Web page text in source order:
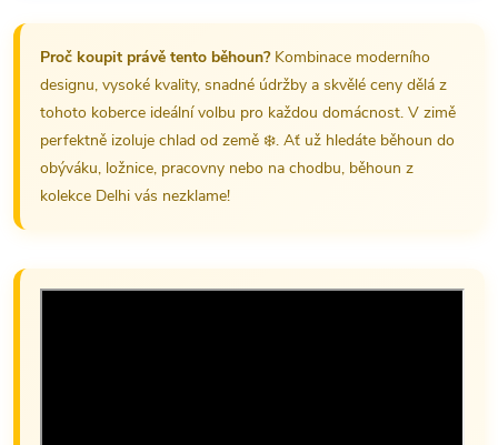
Proč koupit právě tento běhoun?Kombinace moderního
designu, vysoké kvality, snadné údržby a skvělé ceny dělá z
tohoto koberce ideální volbu pro každou domácnost. V zimě
perfektně izoluje chlad od země ❄️. Ať už hledáte běhoun do
obýváku, ložnice, pracovny nebo na chodbu, běhoun z
kolekce Delhi vás nezklame!